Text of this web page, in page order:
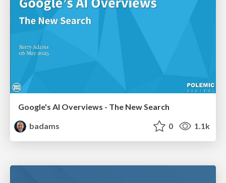
Google's AI Overviews - The New Search
badams
0 1.1k